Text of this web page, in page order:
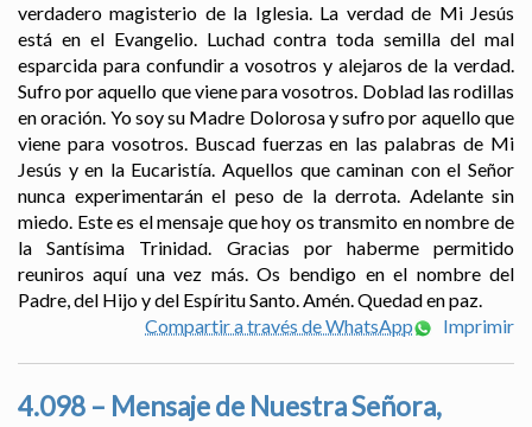
verdadero magisterio de la Iglesia. La verdad de Mi Jesús
está en el Evangelio. Luchad contra toda semilla del mal
esparcida para confundir a vosotros y alejaros de la verdad.
Sufro por aquello que viene para vosotros. Doblad las rodillas
en oración. Yo soy su Madre Dolorosa y sufro por aquello que
viene para vosotros. Buscad fuerzas en las palabras de Mi
Jesús y en la Eucaristía. Aquellos que caminan con el Señor
nunca experimentarán el peso de la derrota. Adelante sin
miedo. Este es el mensaje que hoy os transmito en nombre de
la Santísima Trinidad. Gracias por haberme permitido
reuniros aquí una vez más. Os bendigo en el nombre del
Padre, del Hijo y del Espíritu Santo. Amén. Quedad en paz.
Compartir a través de WhatsApp
Imprimir
4.098 – Mensaje de Nuestra Señora,